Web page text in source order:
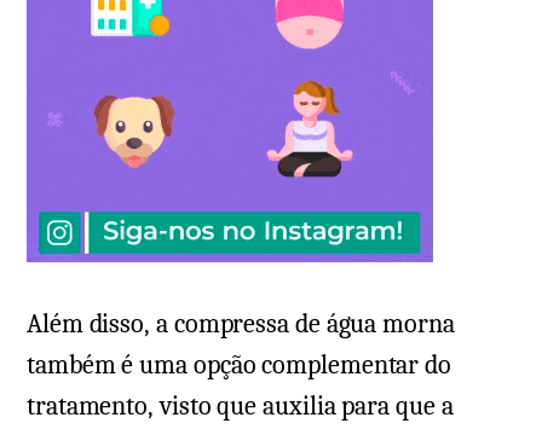
Além disso, a compressa de água morna
também é uma opção complementar do
tratamento, visto que auxilia para que a